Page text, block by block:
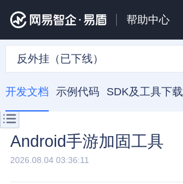
帮助中心
反外挂（已下线）
开发文档 示例代码 SDK及工具下载
Android手游加固工具
2026.08.04 03:36:11